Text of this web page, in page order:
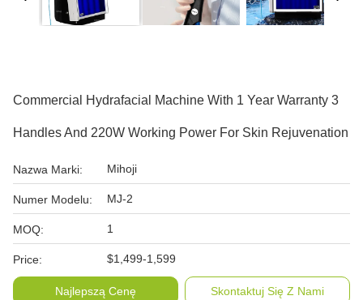
Commercial Hydrafacial Machine With 1 Year Warranty 3
Handles And 220W Working Power For Skin Rejuvenation
Nazwa Marki: Mihoji
Numer Modelu: MJ-2
MOQ: 1
Price: $1,499-1,599
Najlepszą Cenę Skontaktuj Się Z Nami